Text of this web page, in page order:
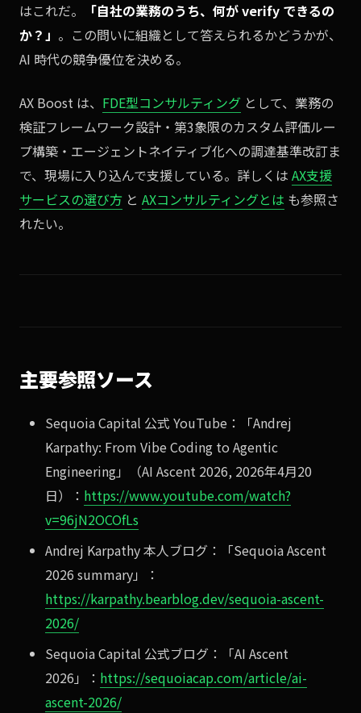
はこれだ。
「自社の業務のうち、何が verify できるの
か？」 。この問いに組織として答えられるかどうかが、
AI 時代の競争優位を決める。
AX Boost は、 FDE型コンサルティング として、業務の
検証フレームワーク設計・第3象限のカスタム評価ルー
プ構築・エージェントネイティブ化への調達基準改訂ま
で、現場に入り込んで支援している。詳しくは AX支援
サービスの選び方 と AXコンサルティングとは も参照さ
れたい。
主要参照ソース
Sequoia Capital 公式 YouTube：「Andrej
Karpathy: From Vibe Coding to Agentic
Engineering」（AI Ascent 2026, 2026年4月20
日）： https://www.youtube.com/watch?
v=96jN2OCOfLs
Andrej Karpathy 本人ブログ：「Sequoia Ascent
2026 summary」：
https://karpathy.bearblog.dev/sequoia-ascent-
2026/
Sequoia Capital 公式ブログ：「AI Ascent
2026」： https://sequoiacap.com/article/ai-
ascent-2026/